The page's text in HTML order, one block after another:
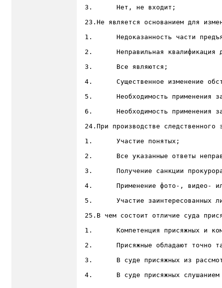
3.	Нет, не входит;
23.Не является основанием для
1.	Недоказанность части предъявленного обвинения;
2.	Неправильная квалификация деяния;
3.	Все являются;
4.	Существенное изменение обстоятельств обвинения;
5.	Необходимость применения закона о более тяжком преступлении;
6.	Необходимость применения закона о менее тяжком преступлении;
24.При производстве следственного
1.	Участие понятых;
2.	Все указанные ответы неправильные;
3.	Получение санкции прокурора;
4.	Применение фото-, видео- или киносъемки;
5.	Участие заинтересованных лиц;
25.В чем состоит отличие суда
1.	Компетенция присяжных и компетенция профессиональных судей строго разделена;
2.	Присяжные обладают точно такими же правами, как и профессиональные судьи;
3.	В суде присяжных из рассмотрения дела исключаются недопустимые доказательства;
4.	В суде присяжных слушанием дела руководит всегда профессиональный судья;